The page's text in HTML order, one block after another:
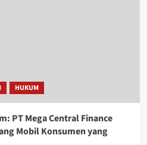
HUKUM
PT Mega Central Finance
Mobil Konsumen yang